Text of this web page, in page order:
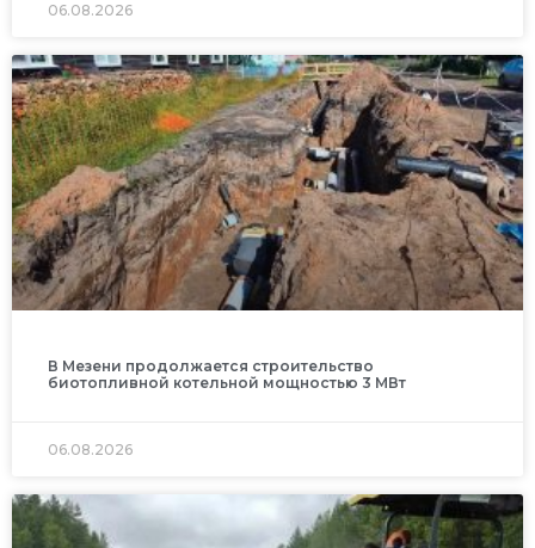
06.08.2026
В Мезени продолжается строительство
биотопливной котельной мощностью 3 МВт
06.08.2026